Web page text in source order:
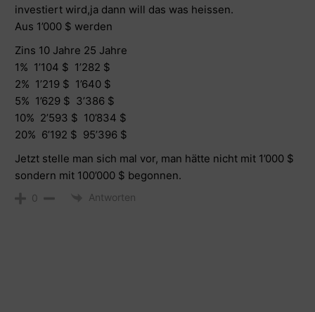
investiert wird,ja dann will das was heissen.
Aus 1’000 $ werden
Zins 10 Jahre 25 Jahre
1% 1’104 $ 1’282 $
2% 1’219 $ 1’640 $
5% 1’629 $ 3’386 $
10% 2’593 $ 10’834 $
20% 6’192 $ 95’396 $
Jetzt stelle man sich mal vor, man hätte nicht mit 1’000 $
sondern mit 100’000 $ begonnen.
0 Antworten